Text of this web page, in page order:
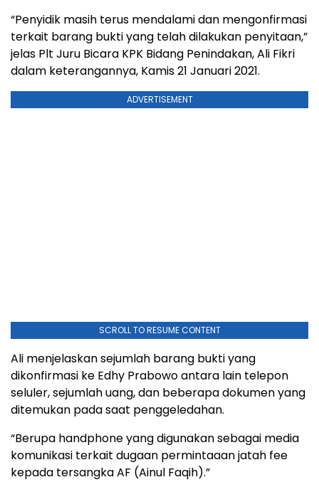
“Penyidik masih terus mendalami dan mengonfirmasi
terkait barang bukti yang telah dilakukan penyitaan,”
jelas Plt Juru Bicara KPK Bidang Penindakan, Ali Fikri
dalam keterangannya, Kamis 21 Januari 2021.
ADVERTISEMENT
SCROLL TO RESUME CONTENT
Ali menjelaskan sejumlah barang bukti yang
dikonfirmasi ke Edhy Prabowo antara lain telepon
seluler, sejumlah uang, dan beberapa dokumen yang
ditemukan pada saat penggeledahan.
“Berupa handphone yang digunakan sebagai media
komunikasi terkait dugaan permintaaan jatah fee
kepada tersangka AF (Ainul Faqih).”